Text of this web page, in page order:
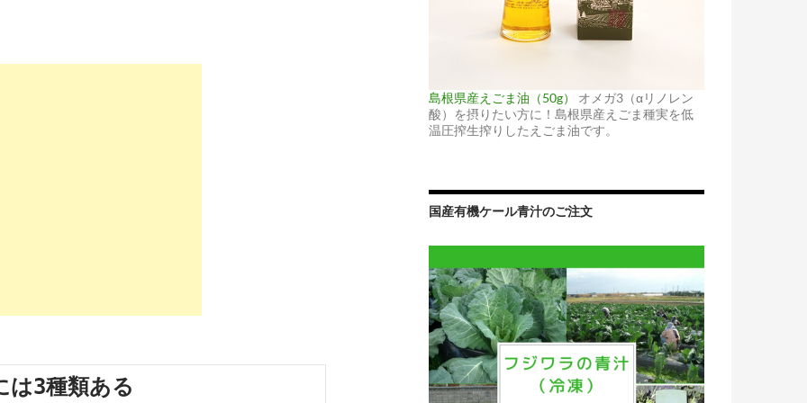
は3種類ある
島根県産えごま油（50g）
オメガ3（αリノレン
酸）を摂りたい方に！島根県産えごま種実を低
温圧搾生搾りしたえごま油です。
国産有機ケール青汁のご注文